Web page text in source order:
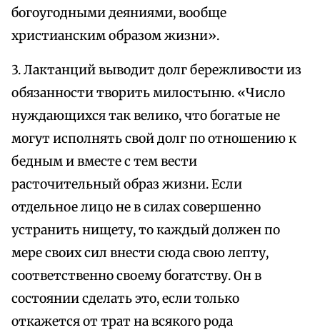
богоугодными деяниями, вообще
христианским образом жизни».
3. Лактанций выводит долг бережливости из
обязанности творить милостыню. «Число
нуждающихся так велико, что богатые не
могут исполнять свой долг по отношению к
бедным и вместе с тем вести
расточительный образ жизни. Если
отдельное лицо не в силах совершенно
устранить нищету, то каждый должен по
мере своих сил внести сюда свою лепту,
соответственно своему богатству. Он в
состоянии сделать это, если только
откажется от трат на всякого рода